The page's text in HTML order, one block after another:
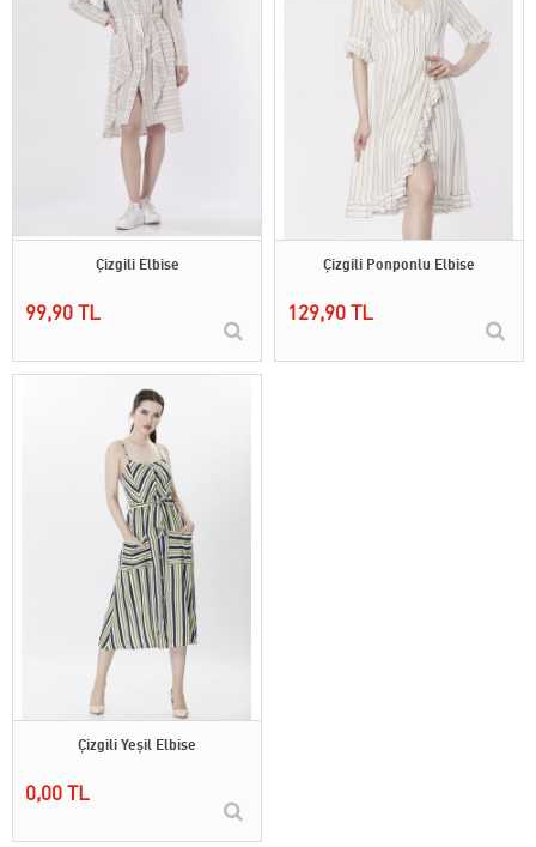
Çizgili Elbise
99,90 TL
Çizgili Ponponlu Elbise
129,90 TL
Çizgili Yeşil Elbise
0,00 TL